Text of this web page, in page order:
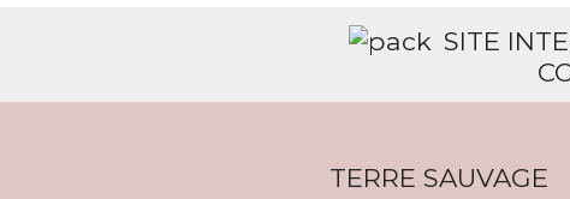
SITE
TERRE SAUVAGE